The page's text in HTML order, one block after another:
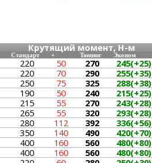
Крутящий момент, Н-м
Стандарт + Тюнинг Эконом
220 50 270 245(+25)
220 70 290 255(+35)
250 75 325 288(+38)
190 50 240 215(+25)
215 55 270 243(+28)
265 55 320 293(+28)
280 112 392 336(+56)
350 140 490 420(+70)
400 160 560 480(+80)
400 160 560 480(+80)